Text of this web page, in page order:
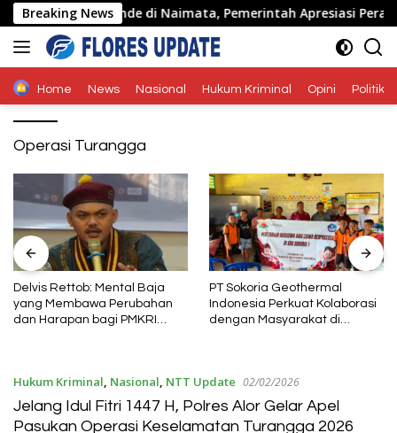
Langsung
ke
konten
Breaking News
Warga Ende di Naimata, Pemerintah Apresiasi Peran
Home News Nasional Hukum Kriminal Opini Politik
Operasi Turangga
Delvis Rettob: Mental Baja
yang Membawa Perubahan
dan Harapan bagi PMKRI
PT Sokoria Geothermal
Indonesia Perkuat Kolaborasi
dengan Masyarakat di
Hukum Kriminal, Nasional, NTT Update 02/02/2026
Jelang Idul Fitri 1447 H, Polres Alor Gelar Apel
Pasukan Operasi Keselamatan Turangga 2026